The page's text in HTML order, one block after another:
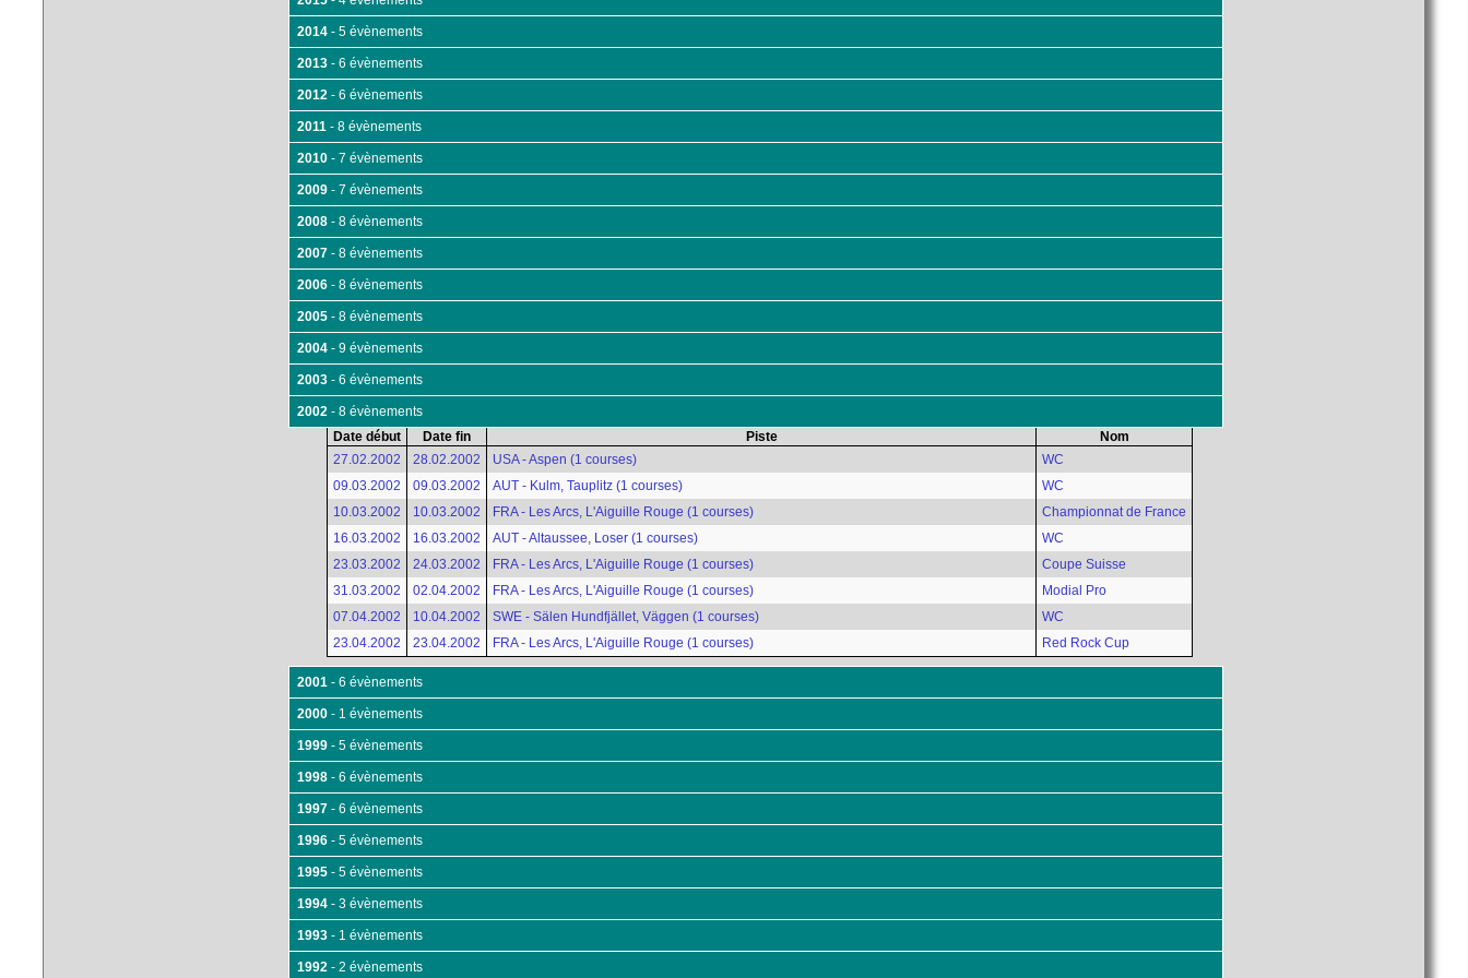
2014 - 5 évènements
2013 - 6 évènements
2012 - 6 évènements
2011 - 8 évènements
2010 - 7 évènements
2009 - 7 évènements
2008 - 8 évènements
2007 - 8 évènements
2006 - 8 évènements
2005 - 8 évènements
2004 - 9 évènements
2003 - 6 évènements
2002 - 8 évènements
Date début
Date fin Piste
Nom
27.02.2002
28.02.2002 USA - Aspen (1 courses)
WC
09.03.2002
09.03.2002 AUT - Kulm, Tauplitz (1 courses)
WC
10.03.2002
10.03.2002 FRA - Les Arcs, L'Aiguille Rouge (1 courses)
Championnat de France
16.03.2002
16.03.2002 AUT - Altaussee, Loser (1 courses)
WC
23.03.2002
24.03.2002 FRA - Les Arcs, L'Aiguille Rouge (1 courses)
Coupe Suisse
31.03.2002
02.04.2002 FRA - Les Arcs, L'Aiguille Rouge (1 courses)
Modial Pro
07.04.2002
10.04.2002 SWE - Sälen Hundfjället, Väggen (1 courses)
WC
23.04.2002
23.04.2002 FRA - Les Arcs, L'Aiguille Rouge (1 courses) Red Rock Cup
2001 - 6 évènements
2000 - 1 évènements
1999 - 5 évènements
1998 - 6 évènements
1997 - 6 évènements
1996 - 5 évènements
1995 - 5 évènements
1994 - 3 évènements
1993 - 1 évènements
1992 - 2 évènements